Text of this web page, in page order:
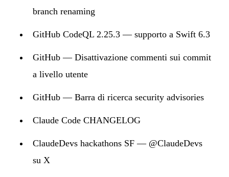
branch renaming
GitHub CodeQL 2.25.3 — supporto a Swift 6.3
GitHub — Disattivazione commenti sui commit
a livello utente
GitHub — Barra di ricerca security advisories
Claude Code CHANGELOG
ClaudeDevs hackathons SF — @ClaudeDevs
su X